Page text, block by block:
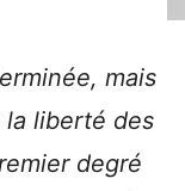
mais
liberté des
degré